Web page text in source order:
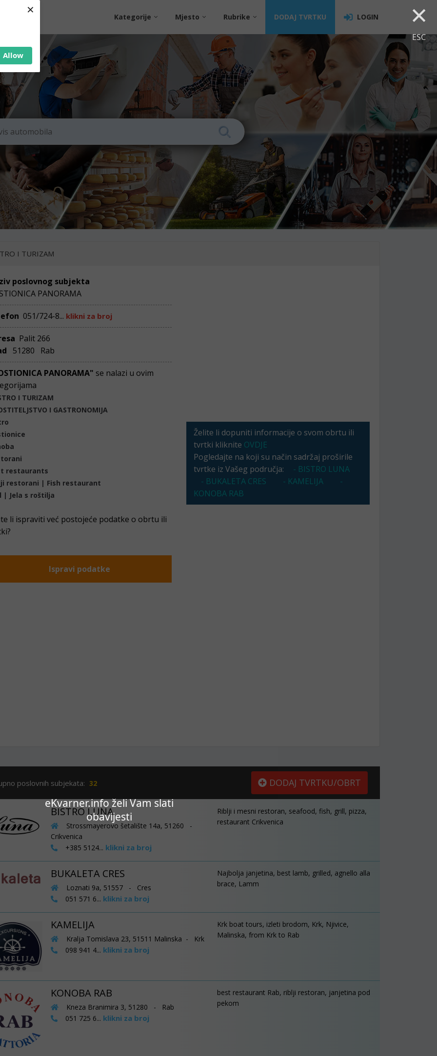
Allow
× ×
ESC
eKvarner.info želi Vam slati
obavijesti
Kategorije Mjesto Rubrike DODAJ TVRTKU LOGIN
I TURIZAM
poslovnog subjekta
PANORAMA
051/724-8... klikni za broj
Palit 266
51280 Rab
PANORAMA" se nalazi u ovim
I TURIZAM
I GASTRONOMIJA
restaurants
restorani | Fish restaurant
| Jela s roštilja
li ispraviti već postojeće podatke o obrtu ili
Ispravi podatke
Želite li dopuniti informacije o svom obrtu ili
tvrtki kliknite OVDJE
Pogledajte na koji su način sadržaj proširile
tvrtke iz Vašeg područja:
- BISTRO LUNA
- BUKALETA CRES
- KAMELIJA
-
KONOBA RAB
poslovnih subjekata: 32 DODAJ TVRTKU/OBRT
BISTRO LUNA
Strossmayerovo šetalište 14a, 51260 -
Crikvenica
+385 5124... klikni za broj
Riblji i mesni restoran, seafood, fish, grill, pizza,
restaurant Crikvenica
BUKALETA CRES
Loznati 9a, 51557 - Cres
051 571 6... klikni za broj
Najbolja janjetina, best lamb, grilled, agnello alla
brace, Lamm
KAMELIJA
Kralja Tomislava 23, 51511 Malinska - Krk
098 941 4... klikni za broj
Krk boat tours, izleti brodom, Krk, Njivice,
Malinska, from Krk to Rab
KONOBA RAB
Kneza Branimira 3, 51280 - Rab
051 725 6... klikni za broj
best restaurant Rab, riblji restoran, janjetina pod
pekom